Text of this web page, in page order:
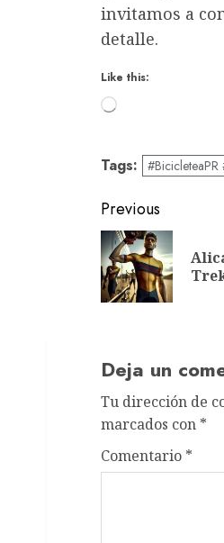
invitamos a
detalle.
Like this:
Loading…
Tags:
Post
Previous
Deja un
Tu dirección de
marcados con *
Comentario *